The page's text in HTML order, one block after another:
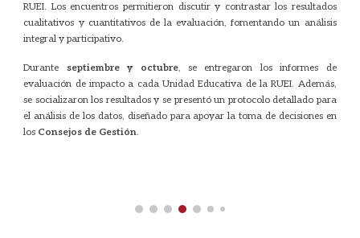
RUEI. Los encuentros permitieron discutir y contrastar los resultados
cualitativos y cuantitativos de la evaluación, fomentando un análisis
integral y participativo.
Durante septiembre y octubre, se entregaron los informes de
evaluación de impacto a cada Unidad Educativa de la RUEI. Además,
se socializaron los resultados y se presentó un protocolo detallado para
el análisis de los datos, diseñado para apoyar la toma de decisiones en
los Consejos de Gestión.